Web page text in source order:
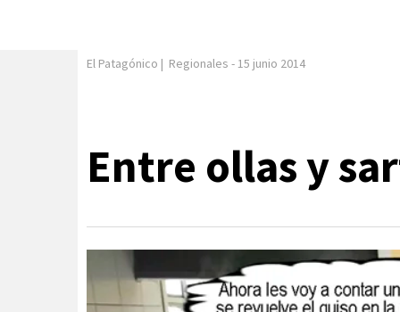
El Patagónico | Regionales - 15 junio 2014
Entre ollas y